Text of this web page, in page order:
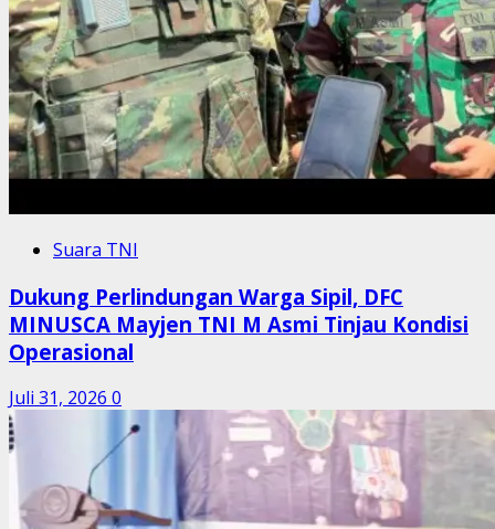
Suara TNI
Dukung Perlindungan Warga Sipil, DFC
MINUSCA Mayjen TNI M Asmi Tinjau Kondisi
Operasional
Juli 31, 2026 0